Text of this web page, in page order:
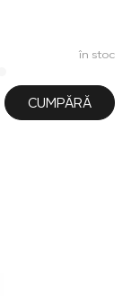
în stoc
CUMPĂRĂ